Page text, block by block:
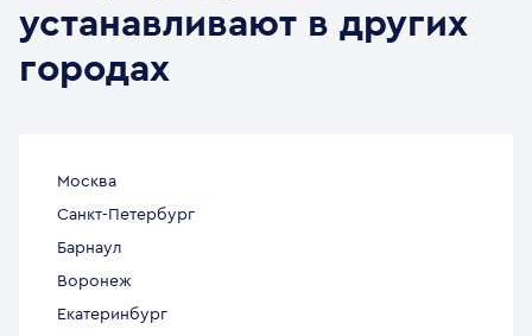
устанавливают в других
городах
Москва
Санкт-Петербург
Барнаул
Воронеж
Екатеринбург